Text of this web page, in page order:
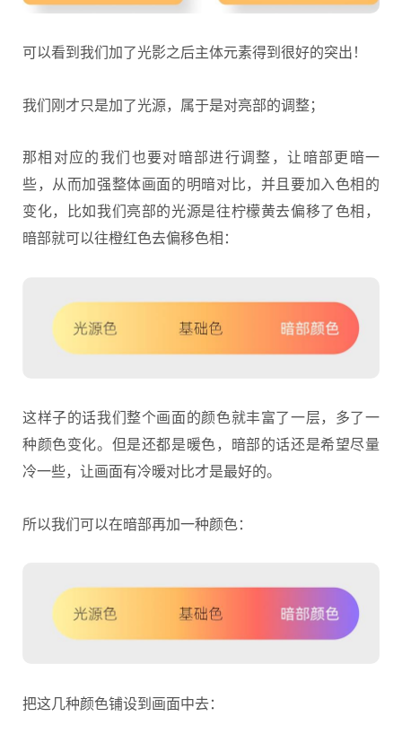
可以看到我们加了光影之后主体元素得到很好的突出！
我们刚才只是加了光源，属于是对亮部的调整；
那相对应的我们也要对暗部进行调整，让暗部更暗一
些，从而加强整体画面的明暗对比，并且要加入色相的
变化，比如我们亮部的光源是往柠檬黄去偏移了色相，
暗部就可以往橙红色去偏移色相：
这样子的话我们整个画面的颜色就丰富了一层，多了一
种颜色变化。但是还都是暖色，暗部的话还是希望尽量
冷一些，让画面有冷暖对比才是最好的。
所以我们可以在暗部再加一种颜色：
把这几种颜色铺设到画面中去：